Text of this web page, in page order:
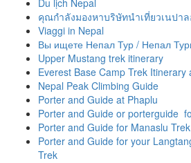
คุณกำลังมองหาบริษัทนำเที่ยวเนปา
Viaggi in Nepal
Вы ищете Непал Тур / Непал
Upper Mustang trek itinerary
Everest Base Camp Trek Itinerary
Nepal Peak Climbing Guide
Porter and Guide at Phaplu
Porter and Guide or porterguide
Porter and Guide for Manaslu
Porter and Guide for your
Trek